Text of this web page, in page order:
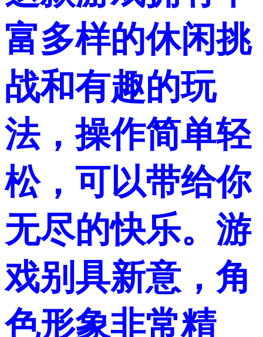
富多样的休闲挑
战和有趣的玩
法，操作简单轻
松，可以带给你
无尽的快乐。游
戏别具新意，角
色形象非常精